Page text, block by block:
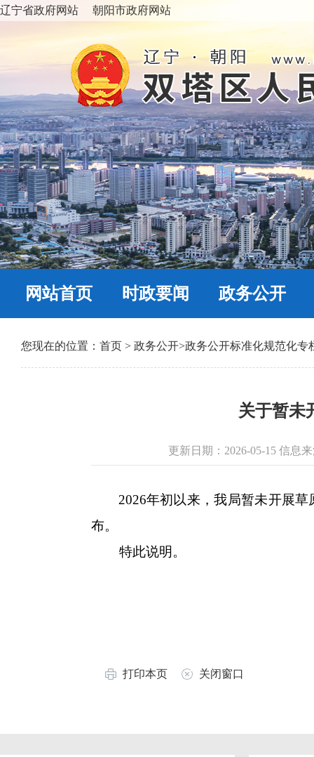
辽宁省政府网站 朝阳市政府网站
网站首页 时政要闻 政务公开
您现在的位置： 首页 > 政务公开>政务公开标准化规范化专
关于暂未
更新日期：2026-05-15 信息
2026年初以来，我局暂未开展草
布。
特此说明。
打印本页 关闭窗口